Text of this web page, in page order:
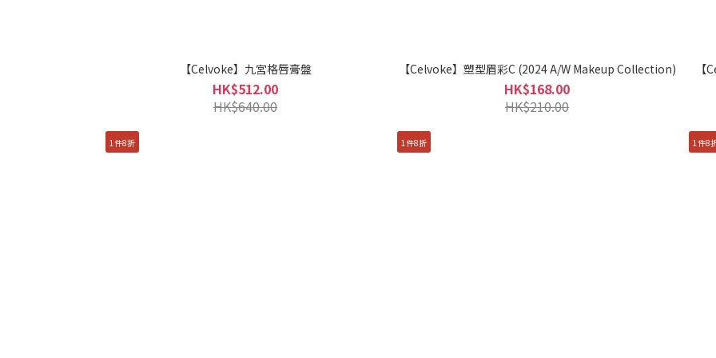
【Celvoke】九宮格唇膏盤
HK$512.00
HK$640.00
【Celvoke】塑型眉彩C (2024 A/W Makeup Collection)
HK$168.00
HK$210.00
1件8折 1件8折 1件8